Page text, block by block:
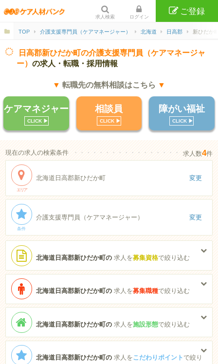
求人検索 ログイン
ご登録
TOP 介護支援専門員（ケアマネージャー） 北海道 日高郡 新ひだか
日高郡新ひだか町の介護支援専門員（ケアマネージャ
ー）の求人・転職・採用情報
▼ 転職先の無料相談はこちら ▼
ケアマネジャー
CLICK ▶︎
相談員
CLICK ▶︎
障がい福祉
CLICK ▶︎
現在の求人の検索条件 ・・・・・・・・・・・・・・・・・・・・・・
求人数4件
エリア
北海道日高郡新ひだか町 変更
条件
介護支援専門員（ケアマネージャー） 変更
北海道日高郡新ひだか町の求人を募集資格で絞り込む
北海道日高郡新ひだか町の求人を募集職種で絞り込む
北海道日高郡新ひだか町の求人を施設形態で絞り込む
北海道日高郡新ひだか町の求人をこだわりポイント で絞り